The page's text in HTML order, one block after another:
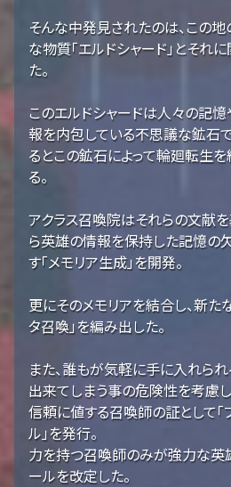
そんな中発見されたのは、この
な物質「エルドシャード」とそれ
た。
このエルドシャードは人々の記
報を内包している不思議な鉱石
るとこの鉱石によって輪廻転生
る。
アクラス召喚院はそれらの文献を
ら英雄の情報を保持した記憶の
す「メモリア生成」を開発。
更にそのメモリアを結合し、新た
タ召喚」を編み出した。
また、誰もが気軽に手に入れら
出来てしまう事の危険性を考慮
信頼に値する召喚師の証として「
ル」を発行。
力を持つ召喚師のみが強力な英
ールを改定した。